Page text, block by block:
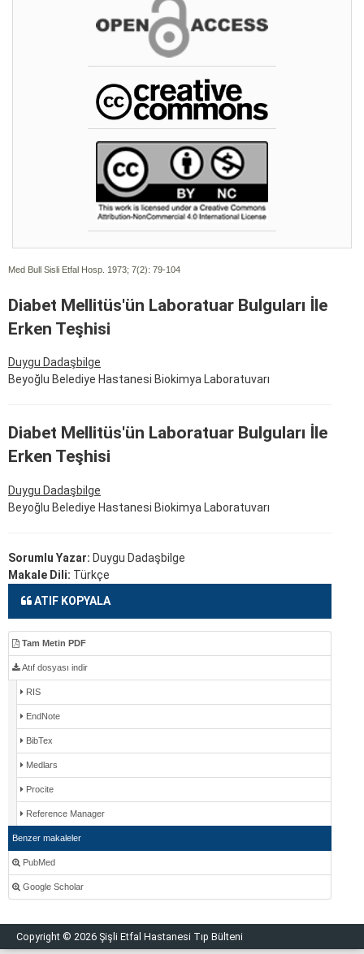
Med Bull Sisli Etfal Hosp. 1973; 7(2): 79-104
Diabet Mellitüs'ün Laboratuar Bulguları İle
Erken Teşhisi
Duygu Dadaşbilge
Beyoğlu Belediye Hastanesi Biokimya Laboratuvarı
Diabet Mellitüs'ün Laboratuar Bulguları İle
Erken Teşhisi
Duygu Dadaşbilge
Beyoğlu Belediye Hastanesi Biokimya Laboratuvarı
Sorumlu Yazar: Duygu Dadaşbilge
Makale Dili: Türkçe
ATIF KOPYALA
Tam Metin PDF
Atıf dosyası indir
RIS
EndNote
BibTex
Medlars
Procite
Reference Manager
Benzer makaleler
PubMed
Google Scholar
Copyright © 2026 Şişli Etfal Hastanesi Tıp Bülteni